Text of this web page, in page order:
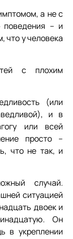
а не с
поведения – и
что у человека
с плохим
(или
и в
или всей
просто –
что не так, и
случай.
ситуацией
двоек и
Он
в укреплении